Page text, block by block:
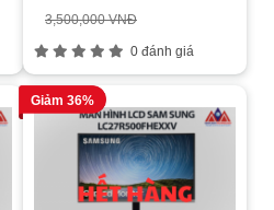
3,500,000 VNĐ
0 đánh giá
Giảm 36%